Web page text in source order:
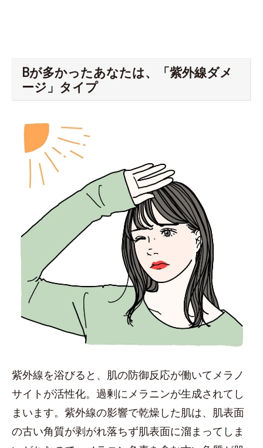
Bが多かったあなたは、「紫外線ダメ
ージ」タイプ
紫外線を浴びると、肌の防御反応が働いてメラノ
サイトが活性化。過剰にメラニンが生成されてし
まいます。紫外線の影響で乾燥した肌は、肌表面
の古い角質が剥がれ落ちず肌表面に溜まってしま